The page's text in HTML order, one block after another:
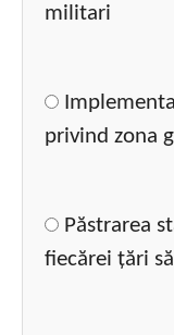
militari
privind zona
Păstrarea
fiecărei țări